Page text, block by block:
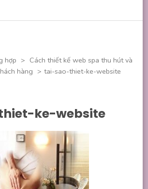
hợp > Cách thiết kế web spa thu hút và
hàng > tai-sao-thiet-ke-website
ke-website